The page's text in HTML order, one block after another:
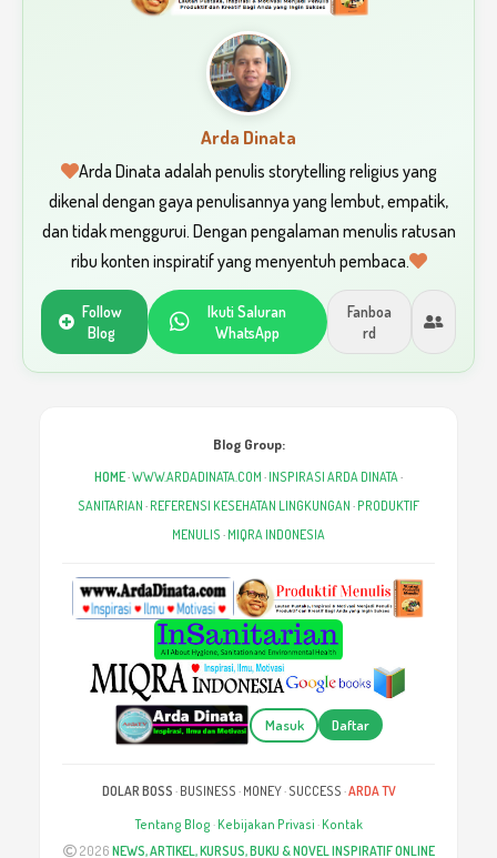
Arda Dinata
Arda Dinata adalah penulis storytelling religius yang
dikenal dengan gaya penulisannya yang lembut, empatik,
dan tidak menggurui. Dengan pengalaman menulis ratusan
ribu konten inspiratif yang menyentuh pembaca.
Follow
Blog
Ikuti Saluran
WhatsApp
Fanboa
rd
Blog Group:
HOME·WWW.ARDADINATA.COM · INSPIRASI ARDA DINATA·
SANITARIAN · REFERENSI KESEHATAN LINGKUNGAN · PRODUKTIF
MENULIS · MIQRA INDONESIA
Masuk Daftar
DOLAR BOSS · BUSINESS · MONEY· SUCCESS ·ARDA TV
Tentang Blog · Kebijakan Privasi · Kontak
2026 NEWS, ARTIKEL, KURSUS, BUKU & NOVEL INSPIRATIF ONLINE